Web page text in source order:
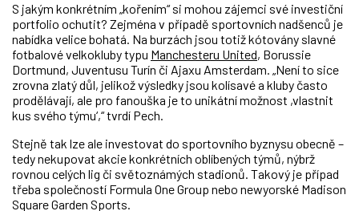
S jakým konkrétním „kořením“ si mohou zájemci své investiční
portfolio ochutit? Zejména v případě sportovních nadšenců je
nabídka velice bohatá. Na burzách jsou totiž kótovány slavné
fotbalové velkokluby typu Manchesteru United, Borussie
Dortmund, Juventusu Turín či Ajaxu Amsterdam. „Není to sice
zrovna zlatý důl, jelikož výsledky jsou kolísavé a kluby často
prodělávají, ale pro fanouška je to unikátní možnost ,vlastnit
kus svého týmu‘,“ tvrdí Pech.
Stejně tak lze ale investovat do sportovního byznysu obecně –
tedy nekupovat akcie konkrétních oblíbených týmů, nýbrž
rovnou celých lig či světoznámých stadionů. Takový je případ
třeba společností Formula One Group nebo newyorské Madison
Square Garden Sports.